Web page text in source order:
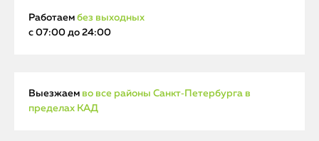
Работаем без выходных
с 07:00 до 24:00
Выезжаем во все районы Санкт‑Петербурга в
пределах КАД